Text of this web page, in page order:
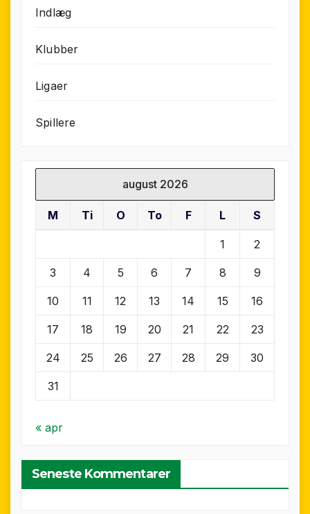
Indlæg
Klubber
Ligaer
Spillere
august 2026
M Ti O To F L S
1 2
3 4 5 6 7 8 9
10 11 12 13 14 15 16
17 18 19 20 21 22 23
24 25 26 27 28 29 30
31
« apr
Seneste Kommentarer